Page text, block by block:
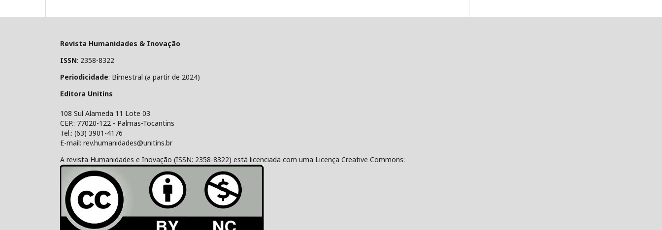
Revista Humanidades & Inovação
ISSN: 2358-8322
Periodicidade: Bimestral (a partir de 2024)
Editora Unitins
108 Sul Alameda 11 Lote 03
CEP.: 77020-122 - Palmas-Tocantins
Tel.: (63) 3901-4176
E-mail: rev.humanidades@unitins.br
A revista Humanidades e Inovação (ISSN: 2358-8322) está licenciada com uma Licença Creative Commons: